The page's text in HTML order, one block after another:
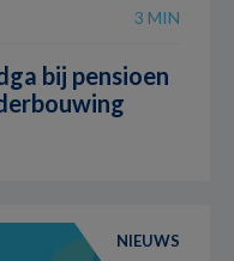
3 MIN
bij pensioen
NIEUWS